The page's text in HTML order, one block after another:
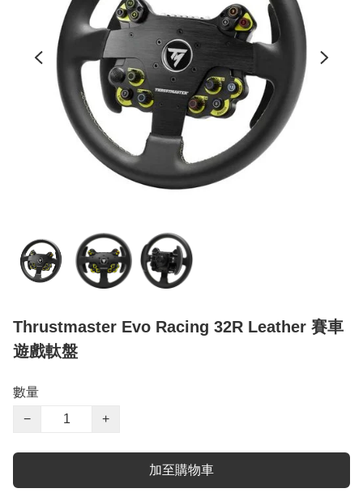
Thrustmaster Evo Racing 32R Leather 賽車
遊戲軚盤
數量
−
+
加至購物車